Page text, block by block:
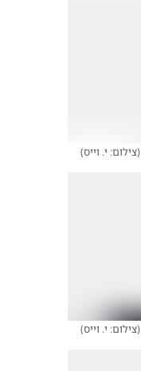
(צילום: י. וייס)
(צילום: י. וייס)